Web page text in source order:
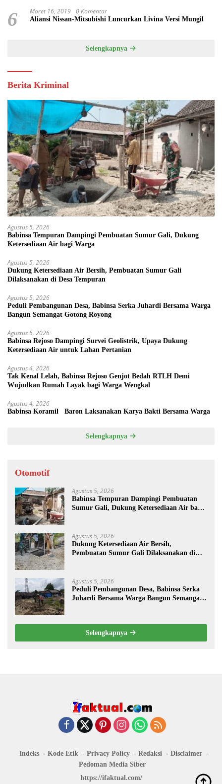
6 Maret 16, 2019 0 Komentar
Aliansi Nissan-Mitsubishi Luncurkan Livina Versi Mungil
Selengkapnya
Berita Kriminal
Agustus 5, 2026
Babinsa Tempuran Dampingi Pembuatan Sumur Gali, Dukung
Ketersediaan Air bagi Warga
Agustus 5, 2026
Dukung Ketersediaan Air Bersih, Pembuatan Sumur Gali
Dilaksanakan di Desa Tempuran
Agustus 5, 2026
Peduli Pembangunan Desa, Babinsa Serka Juhardi Bersama Warga
Bangun Semangat Gotong Royong
Agustus 5, 2026
Babinsa Rejoso Dampingi Survei Geolistrik, Upaya Dukung
Ketersediaan Air untuk Lahan Pertanian
Agustus 4, 2026
Tak Kenal Lelah, Babinsa Rejoso Genjot Bedah RTLH Demi
Wujudkan Rumah Layak bagi Warga Wengkal
Agustus 4, 2026
Babinsa Koramil Baron Laksanakan Karya Bakti Bersama Warga
Selengkapnya
Otomotif
Agustus 5, 2026
Babinsa Tempuran Dampingi Pembuatan
Sumur Gali, Dukung Ketersediaan Air bagi
Agustus 5, 2026
Dukung Ketersediaan Air Bersih,
Pembuatan Sumur Gali Dilaksanakan di
Agustus 5, 2026
Peduli Pembangunan Desa, Babinsa Serka
Juhardi Bersama Warga Bangun Semangat
Selengkapnya
Indeks Kode Etik Privacy Policy Redaksi
Disclaimer
Pedoman Media Siber
https://ifaktual.com/